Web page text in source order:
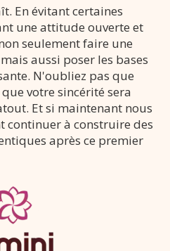
En évitant certaines
une attitude ouverte et
seulement faire une
aussi poser les bases
N'oubliez pas que
votre sincérité sera
Et si maintenant nous
continuer à construire des
après ce premier